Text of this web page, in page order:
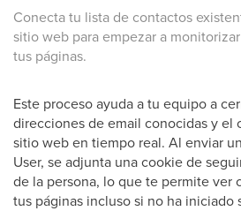
Conecta tu lista de contactos
sitio web para empezar a
tus páginas.
Este proceso ayuda a tu equipo a
direcciones de email conocidas y el
sitio web en tiempo real. Al enviar
User, se adjunta una cookie de
de la persona, lo que te permite ver
tus páginas incluso si no ha iniciado